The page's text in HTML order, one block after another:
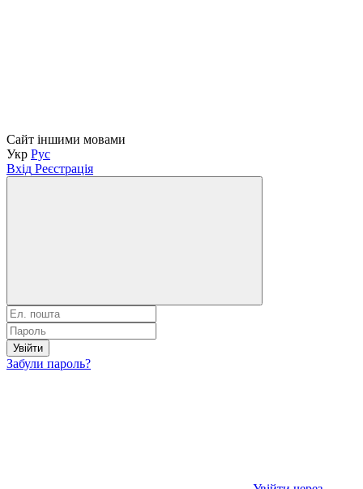
Сайт іншими мовами
Укр Рус
Вхід Реєстрація
Увійти
Забули пароль?